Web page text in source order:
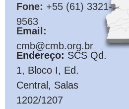
Fone: +55 (61) 3321-
9563
Email:
cmb@cmb.org.br
Endereço: SCS Qd.
1, Bloco I, Ed.
Central, Salas
1202/1207